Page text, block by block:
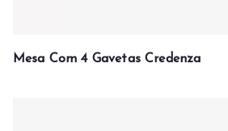
Mesa Com 4 Gavetas Credenza